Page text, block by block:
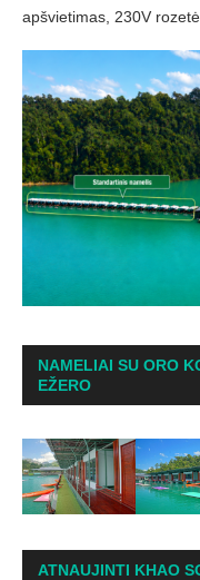
apšvietimas, 230V
NAMELIAI SU ORO
EŽERO
ATNAUJINTI KHAO